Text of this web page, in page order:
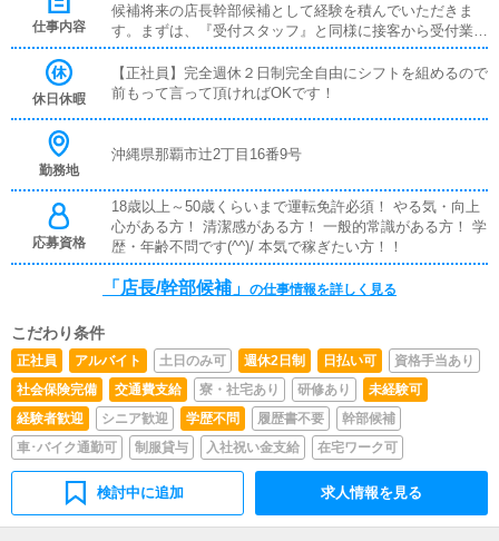
仕事内容
候補将来の店長幹部候補として経験を積んでいただきま
す。まずは、『受付スタッフ』と同様に接客から受付業務
を行っていただきます。業務に慣れてきたら、『キャスト
の管理』や『経営に関わる業務』を順に覚えていただきま
す。早い方だと１年ぐらいで、店長として新しい店舗の運
予約の確認や、会計作業、注意事項の喚起などをお願いし
容を見ながら徐々に覚えていただきますので、未経験の方
でも安心して働けます。■キャスト管理お店で働いていた
だいているキャストの方が稼げるようにインターネットを
使ったPR（写メ日記）などの使い方などのアドバイスを
行っていただきます。■企画の立案店舗イベントや店舗運
営など様々な企画を提案していただきます。【新規のお客
っていただきます。■PC更新業務ヘブンネットなど、ポー
タルサイト等の店舗情報更新作業を行っていただきます。
キャストの出勤情報やイベント、求人ブログの作成となり
ます。基本的にはボタンを押すだけや、ブログの更新時に
簡単に文字が入力出来れば問題ありません。PCが苦手な
人でも簡単にできます。■清掃・備品管理お客様やキャス
トの方に快適にお過ごしいただくため、店内の清掃や備品
の管理・補充を行っていただきます。
休日休暇
【正社員】完全週休２日制完全自由にシフトを組めるので
前もって言って頂ければOKです！
勤務地
沖縄県那覇市辻2丁目16番9号
応募資格
18歳以上～50歳くらいまで運転免許必須！ やる気・向上
心がある方！ 清潔感がある方！ 一般的常識がある方！ 学
歴・年齢不問です(^^)/ 本気で稼ぎたい方！！
「店長/幹部候補」 の仕事情報を詳しく見る
こだわり条件
正社員 アルバイト 土日のみ可 週休2日制 日払い可
資格手当あり
社会保険完備
交通費支給 寮・社宅あり 研修あり
未経験可
経験者歓迎
シニア歓迎 学歴不問 履歴書不要
幹部候補
車･バイク通勤可
制服貸与 入社祝い金支給 在宅ワーク可
検討中に追加 求人情報を見る